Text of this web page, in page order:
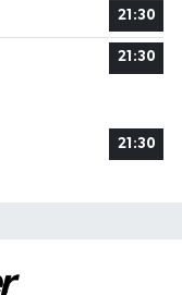
21:30
21:30
21:30